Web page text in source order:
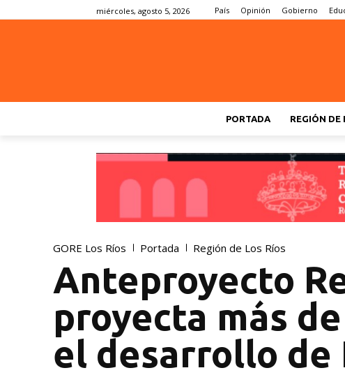
miércoles, agosto 5, 2026 País Opinión Gobierno
PORTADA REGIÓN DE
GORE Los Ríos Portada Región de Los Ríos
Anteproyecto
proyecta más
el desarrollo de